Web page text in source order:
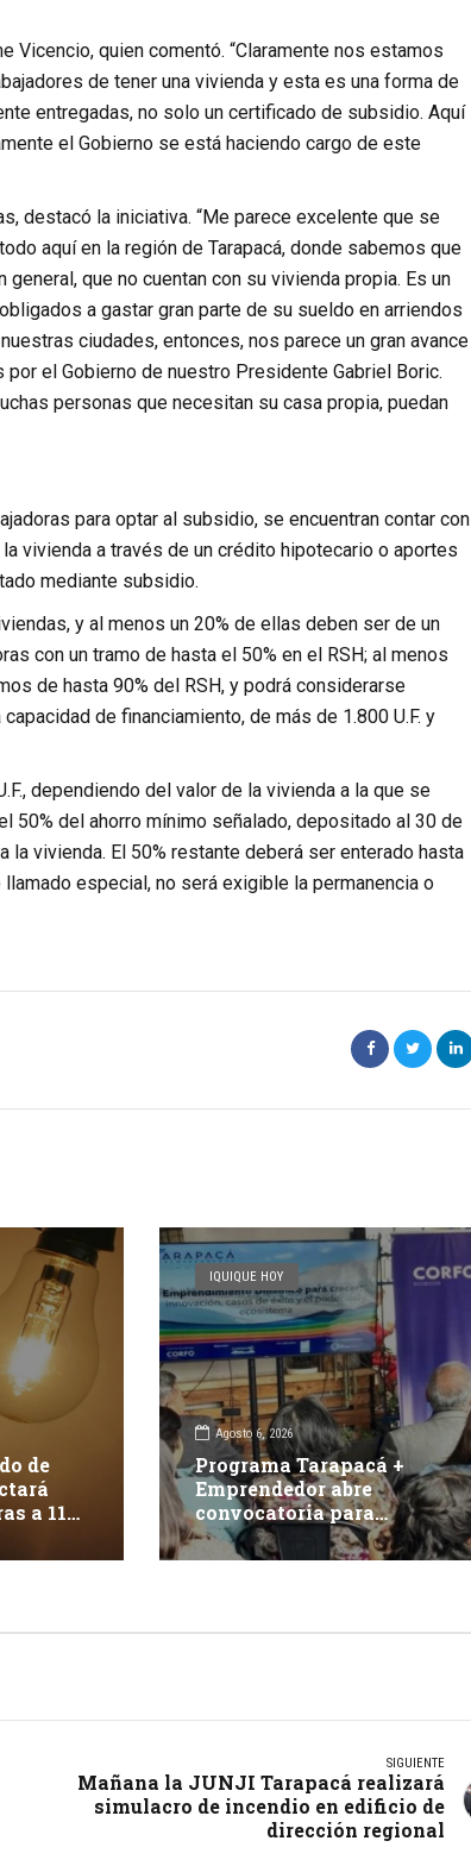
Vicencio, quien comentó. “Claramente nos estamos
de tener una vivienda y esta es una forma de
entregadas, no solo un certificado de subsidio. Aquí
el Gobierno se está haciendo cargo de este
destacó la iniciativa. “Me parece excelente que se
aquí en la región de Tarapacá, donde sabemos que
que no cuentan con su vivienda propia. Es un
a gastar gran parte de su sueldo en arriendos
ciudades, entonces, nos parece un gran avance
el Gobierno de nuestro Presidente Gabriel Boric.
personas que necesitan su casa propia, puedan
para optar al subsidio, se encuentran contar con
vivienda a través de un crédito hipotecario o aportes
mediante subsidio.
y al menos un 20% de ellas deben ser de un
con un tramo de hasta el 50% en el RSH; al menos
de hasta 90% del RSH, y podrá considerarse
de financiamiento, de más de 1.800 U.F. y
dependiendo del valor de la vivienda a la que se
50% del ahorro mínimo señalado, depositado al 30 de
la vivienda. El 50% restante deberá ser enterado hasta
especial, no será exigible la permanencia o
de
a 117
IQUIQUE HOY
Agosto 6, 2026
Programa Tarapacá +
Emprendedor abre
convocatoria para
apoyar 15 proyectos
innovadores
SIGUIENTE
Mañana la JUNJI Tarapacá realizará
simulacro de incendio en edificio de
dirección regional